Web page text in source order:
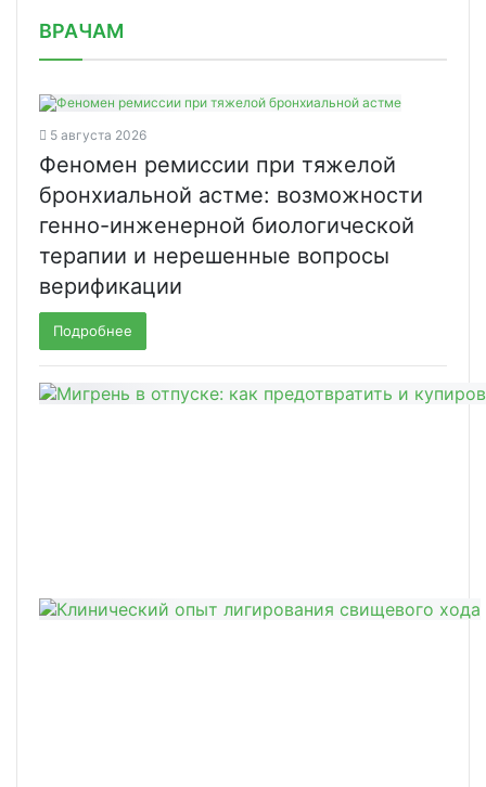
ВРАЧАМ
5 августа 2026
Феномен ремиссии при тяжелой
бронхиальной астме: возможности
генно-инженерной биологической
терапии и нерешенные вопросы
верификации
Подробнее